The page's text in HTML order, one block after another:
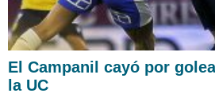
El Campanil cayó por
la UC